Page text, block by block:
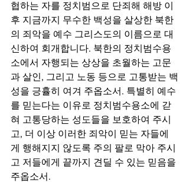
협하는 자를 정치범으로 단죄해 해방 이
후 지금까지 무수한 백성을 살상한 북한
의 죄악을 예수 그리스도의 이름으로 대
신하여 회개합니다. 북한의 정치범수용
소에서 자행되는 상상을 초월하는 고문
과 살인, 그리고 노동 등으로 고통받는 백
성을 긍휼히 여겨 주옵소서. 특별히 예수
를 믿는다는 이유로 정치범수용소에 갇
혀 고통당하는 성도들을 보호하여 주시
고, 더 이상 이러한 죄악이 믿는 자들에
게 행해지지 않도록 주의 팔로 막아 주시
고 저들에게 끝까지 견딜 수 있는 믿음을
주옵소서.